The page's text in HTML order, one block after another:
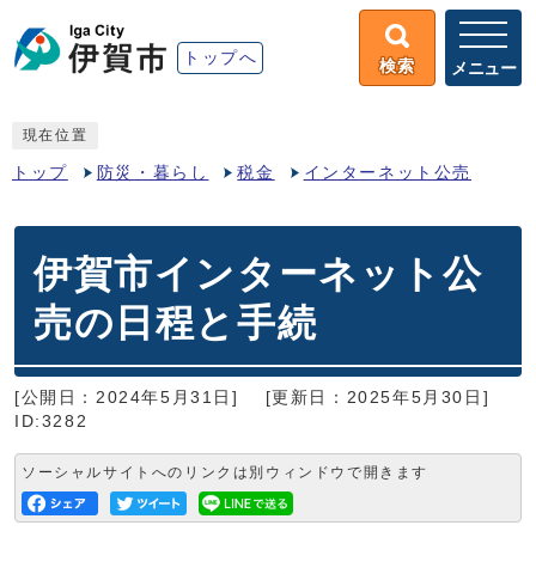
トップへ 検索 メニュー
現在位置
トップ 防災・暮らし 税金 インターネット公売
伊賀市インターネット公
売の日程と手続
[公開日：2024年5月31日]
[更新日：2025年5月30日]
ID:3282
ソーシャルサイトへのリンクは別ウィンドウで開きます